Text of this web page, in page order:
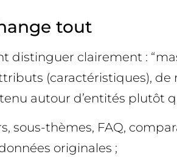
tout
clairement :
(caractéristiques), de
autour d’entités plutôt
sous-thèmes, FAQ,
originales ;